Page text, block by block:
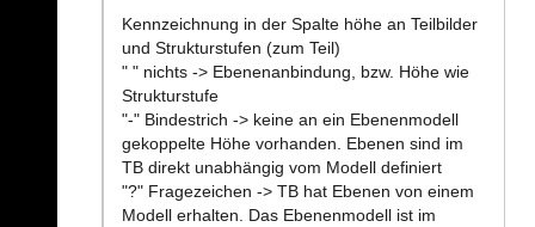
Kennzeichnung in der Spalte höhe an Teilbilder
und Strukturstufen (zum Teil)
" " nichts -> Ebenenanbindung, bzw. Höhe wie
Strukturstufe
"-" Bindestrich -> keine an ein Ebenenmodell
gekoppelte Höhe vorhanden. Ebenen sind im
TB direkt unabhängig vom Modell definiert
"?" Fragezeichen -> TB hat Ebenen von einem
Modell erhalten. Das Ebenenmodell ist im